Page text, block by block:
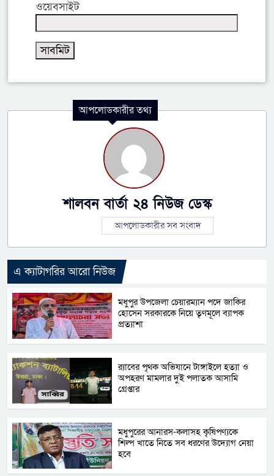
ওয়েবসাইট
আপলোডকারীর তথ্য
শালবন বার্তা ২৪ নিউজ ডেস্ক
আপলোডকারীর সব সংবাদ
এ ক্যাটাগরির আরো নিউজ
মধুপুর উপজেলা চেয়ারম্যান পদে জাকির
হোসেন সরকারকে নিয়ে তৃণমূলে ব্যাপক
প্রত্যাশা
র‌্যাবের পৃথক অভিযানে টাঙ্গাইলে হত্যা ও
অপহরণ মামলার দুই পলাতক আসামি
গ্রেপ্তার
মধুপুরের আনারস-কলাসহ কৃষিপণ্যকে
শিল্প খাতে নিতে সব ধরণের উদ্যোগ নেয়া
হবে